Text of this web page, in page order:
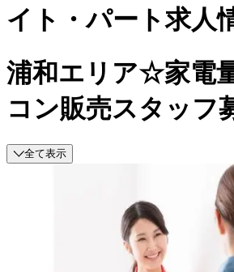
イト・パート求人
浦和エリア☆家電
コン販売スタッフ
全て表示